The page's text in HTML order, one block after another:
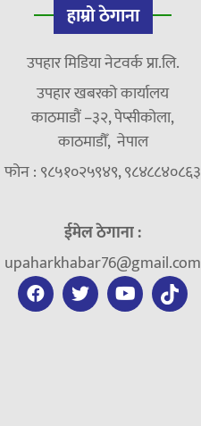
हाम्रो ठेगाना
उपहार मिडिया नेटवर्क प्रा.लि.
उपहार खबरको कार्यालय
काठमाडौं –३२, पेप्सीकोला,
काठमाडौँ, नेपाल
फोन : ९८५१०२५९४९, ९८४८८४०८६३
ईमेल ठेगाना :
upaharkhabar76@gmail.com